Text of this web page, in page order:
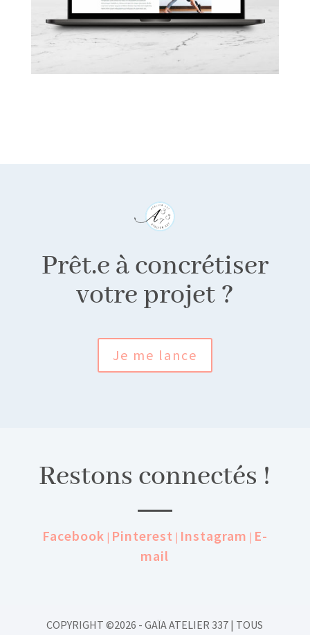
Prêt.e à concrétiser
votre projet ?
Je me lance
Restons connectés !
Facebook | Pinterest | Instagram | E-
mail
COPYRIGHT ©2026 - GAÏA ATELIER 337 | TOUS